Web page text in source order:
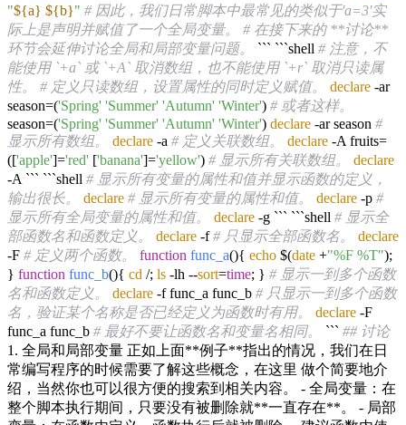
"${a} ${b}" # 因此，我们日常脚本中最常见的类似于'a=3'实
际上是声明并赋值了一个全局变量。
# 在接下来的 **讨论**
环节会延伸讨论全局和局部变量问题。
``` ```shell # 注意，不
能使用 `+a` 或 `+A` 取消数组，也不能使用 `+r` 取消只读属
性。
# 定义只读数组，设置属性的同时定义赋值。 declare -ar
season=('Spring' 'Summer' 'Autumn' 'Winter') # 或者这样。
season=('Spring' 'Summer' 'Autumn' 'Winter') declare -ar season #
显示所有数组。
declare -a # 定义关联数组。 declare -A fruits=
(['apple']='red' ['banana']='yellow') # 显示所有关联数组。
declare
-A ``` ```shell # 显示所有变量的属性和值并显示函数的定义，
输出很长。
declare # 显示所有变量的属性和值。 declare -p #
显示所有全局变量的属性和值。
declare -g ``` ```shell # 显示全
部函数名和函数定义。
declare -f# 只显示全部函数名。
declare
-F # 定义两个函数。 function func_a(){ echo $(date +"%F %T");
} function func_b(){ cd /; ls -lh --sort=time; } # 显示一到多个函数
名和函数定义。
declare -f func_a func_b # 只显示一到多个函数
名，验证某个名称是否已经定义为函数时有用。
declare -F
func_a func_b # 最好不要让函数名和变量名相同。 ``` ## 讨论
1. 全局和局部变量 正如上面**例子**指出的情况，我们在日
常编写程序的时候需要了解这些概念，在这里 做个简要地介
绍，当然你也可以很方便的搜索到相关内容。 - 全局变量：在
整个脚本执行期间，只要没有被删除就**一直存在**。 - 局部